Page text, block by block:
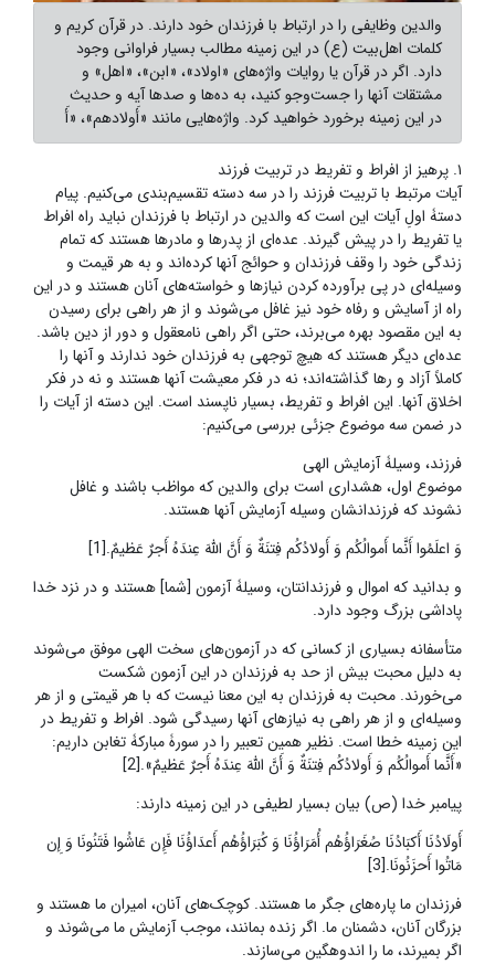
والدین وظایفی را در ارتباط با فرزندان خود دارند. در قرآن کریم و
کلمات اهل‌بیت (ع) در این زمینه مطالب بسیار فراوانی وجود
دارد. اگر در قرآن یا روایات واژه‌های «اولاد»، «ابن»، «اهل» و
مشتقات آنها را جست‌وجو کنید، به ده‌ها و صدها آیه و حدیث
در این زمینه برخورد خواهید کرد. واژه‌هایی مانند «أَولادهم»، «أَ
١. پرهیز از افراط و تفریط در تربیت فرزند
آیات مرتبط با تربیت فرزند را در سه دسته تقسیم‌بندی می‌کنیم. پیام
دستۀ اولِ آیات این است که والدین در ارتباط با فرزندان نباید راه افراط
یا تفریط را در پیش گیرند. عده‌ای از پدرها و مادرها هستند که تمام
زندگی خود را وقف فرزندان و حوائج آنها کرده‌اند و به هر قیمت و
وسیله‌ای در پی برآورده کردن نیازها و خواسته‌های آنان هستند و در این
راه از آسایش و رفاه خود نیز غافل می‌شوند و از هر راهی برای رسیدن
به این مقصود بهره می‌برند، حتی اگر راهی نامعقول و دور از دین باشد.
عده‌ای دیگر هستند که هیچ توجهی به فرزندان خود ندارند و آنها را
کاملاً آزاد و رها گذاشته‌اند؛ نه در فکر معیشت آنها هستند و نه در فکر
اخلاق آنها. این افراط و تفریط، بسیار ناپسند است. این دسته‌ از آیات را
در ضمن سه موضوع جزئی بررسی می‌کنیم:
فرزند، وسیلۀ آزمایش الهی
موضوع اول، هشداری است برای والدین که مواظب باشند و غافل
نشوند که فرزندانشان وسیله‌ آزمایش آنها هستند.
وَ اعلَمُوا أَنَّما أَموالُکُم وَ أَولادُکُم فِتنَةٌ وَ أَنَّ اللَّهَ عِندَهُ أَجرٌ عَظیمٌ.[1]
و بدانید که اموال و فرزندانتان، وسیلۀ آزمون [شما] هستند و در نزد خدا
پاداشی بزرگ وجود دارد.
متأسفانه بسیاری از کسانی که در آزمون‌های سخت الهی موفق می‌شوند
به دلیل محبت بیش از حد به فرزندان در این آزمون شکست
می‌خورند. محبت به فرزندان به این معنا نیست که با هر قیمتی و از هر
وسیله‌ای و از هر راهی به نیازهای آنها رسیدگی شود. افراط و تفریط در
این زمینه خطا است. نظیر همین تعبیر را در سورۀ‌ مبارکۀ‌ تغابن داریم:
«أَنَّما أَموالُکُم وَ أَولادُکُم فِتنَةٌ وَ أَنَّ اللَّهَ عِندَهُ أَجرٌ عَظیمٌ».[2]
پیامبر خدا (ص) بیان بسیار لطیفی در این زمینه دارند:
أَولَادُنَا أَکبَادُنَا صُغَرَاؤُهُم أُمَرَاؤُنَا وَ کُبَرَاؤُهُم أَعدَاؤُنَا فَإِن عَاشُوا فَتَنُونَا وَ إِن
مَاتُوا أَحزَنُونَا.[3]
فرزندان ما پاره‌های جگر ما هستند. کوچک‌های آنان، امیران ما هستند و
بزرگان آنان، دشمنان ما. اگر زنده بمانند، موجب آزمایش ما می‌شوند و
اگر بمیرند، ما را اندوهگین می‌سازند.